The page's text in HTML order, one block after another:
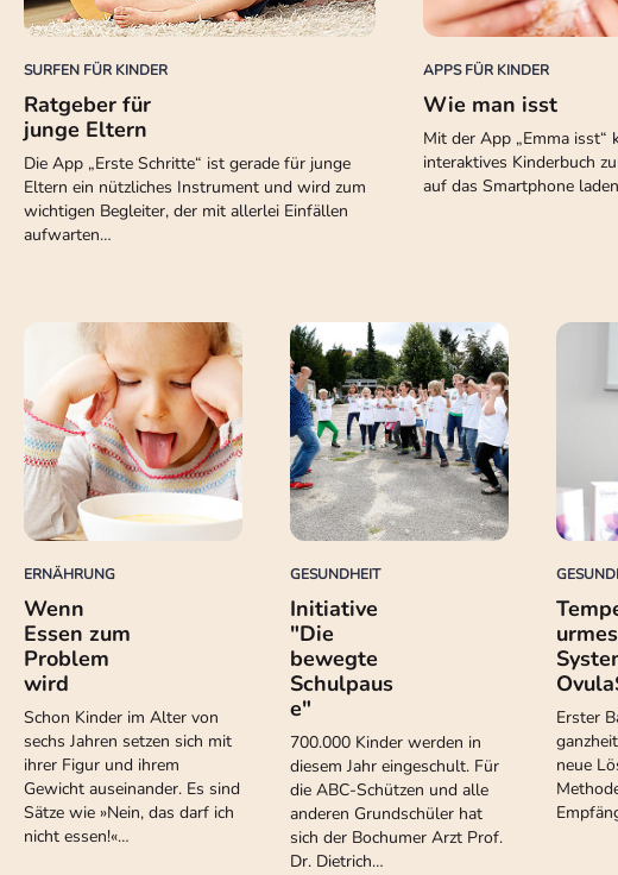
SURFEN FÜR KINDER
Ratgeber für
junge Eltern
Die App „Erste Schritte“ ist gerade für junge
Eltern ein nützliches Instrument und wird zum
wichtigen Begleiter, der mit allerlei Einfällen
aufwarten…
APPS FÜR KINDER
Wie man isst
Mit der App „Emma isst“
interaktives Kinderbuch
auf das Smartphone
ERNÄHRUNG
Wenn
Essen zum
Problem
wird
Schon Kinder im Alter von
sechs Jahren setzen sich mit
ihrer Figur und ihrem
Gewicht auseinander. Es sind
Sätze wie »Nein, das darf ich
nicht essen!«…
GESUNDHEIT
Initiative
"Die
bewegte
Schulpaus
e"
700.000 Kinder werden in
diesem Jahr eingeschult. Für
die ABC-Schützen und alle
anderen Grundschüler hat
sich der Bochumer Arzt Prof.
Dr. Dietrich…
Erster
neue